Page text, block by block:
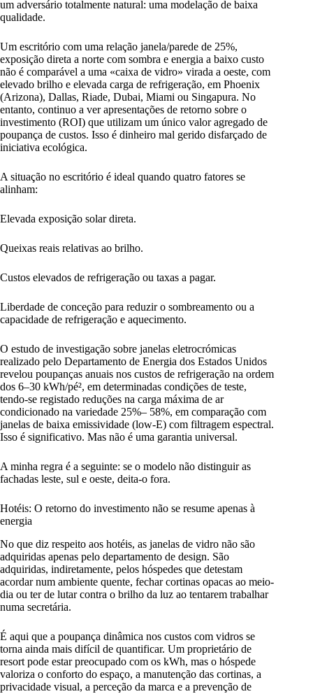
um adversário totalmente natural: uma modelação de baixa
qualidade.
Um escritório com uma relação janela/parede de 25%,
exposição direta a norte com sombra e energia a baixo custo
não é comparável a uma «caixa de vidro» virada a oeste, com
elevado brilho e elevada carga de refrigeração, em Phoenix
(Arizona), Dallas, Riade, Dubai, Miami ou Singapura. No
entanto, continuo a ver apresentações de retorno sobre o
investimento (ROI) que utilizam um único valor agregado de
poupança de custos. Isso é dinheiro mal gerido disfarçado de
iniciativa ecológica.
A situação no escritório é ideal quando quatro fatores se
alinham:
Elevada exposição solar direta.
Queixas reais relativas ao brilho.
Custos elevados de refrigeração ou taxas a pagar.
Liberdade de conceção para reduzir o sombreamento ou a
capacidade de refrigeração e aquecimento.
O estudo de investigação sobre janelas eletrocrómicas
realizado pelo Departamento de Energia dos Estados Unidos
revelou poupanças anuais nos custos de refrigeração na ordem
dos 6–30 kWh/pé², em determinadas condições de teste,
tendo-se registado reduções na carga máxima de ar
condicionado na variedade 25%– 58%, em comparação com
janelas de baixa emissividade (low-E) com filtragem espectral.
Isso é significativo. Mas não é uma garantia universal.
A minha regra é a seguinte: se o modelo não distinguir as
fachadas leste, sul e oeste, deita-o fora.
Hotéis: O retorno do investimento não se resume apenas à
energia
No que diz respeito aos hotéis, as janelas de vidro não são
adquiridas apenas pelo departamento de design. São
adquiridas, indiretamente, pelos hóspedes que detestam
acordar num ambiente quente, fechar cortinas opacas ao meio-
dia ou ter de lutar contra o brilho da luz ao tentarem trabalhar
numa secretária.
É aqui que a poupança dinâmica nos custos com vidros se
torna ainda mais difícil de quantificar. Um proprietário de
resort pode estar preocupado com os kWh, mas o hóspede
valoriza o conforto do espaço, a manutenção das cortinas, a
privacidade visual, a perceção da marca e a prevenção de